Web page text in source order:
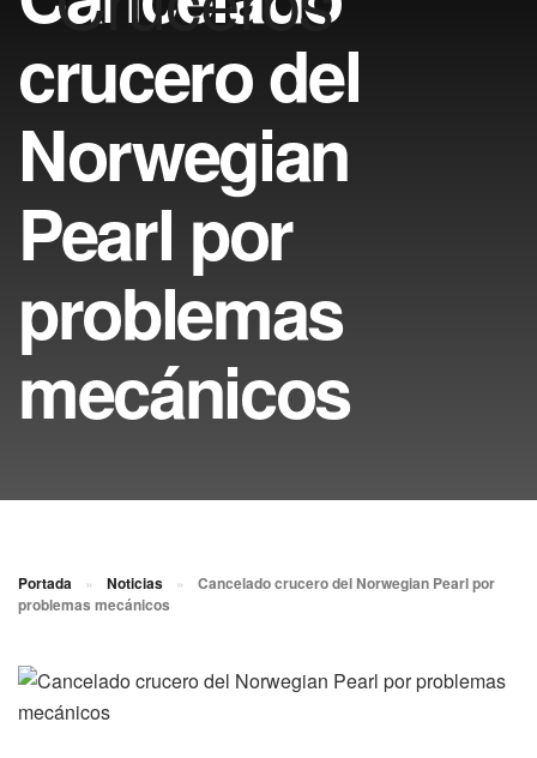
crucero del
Norwegian
Pearl por
problemas
mecánicos
Portada » Noticias »
Cancelado crucero del Norwegian Pearl por
problemas mecánicos